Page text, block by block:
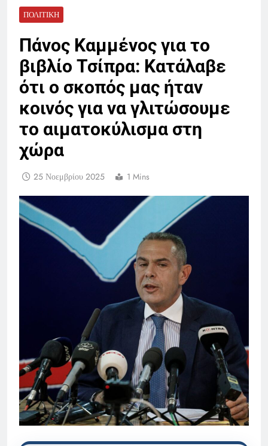
ΠΟΛΙΤΙΚΉ
Πάνος Καμμένος για το
βιβλίο Τσίπρα: Κατάλαβε
ότι ο σκοπός μας ήταν
κοινός για να γλιτώσουμε
το αιματοκύλισμα στη
χώρα
25 Νοεμβρίου 2025 1 Mins